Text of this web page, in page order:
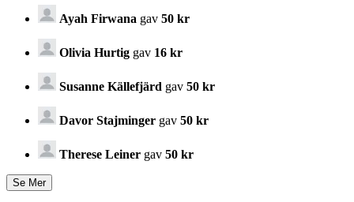
Ayah Firwana gav 50 kr
Olivia Hurtig gav 16 kr
Susanne Källefjärd gav 50 kr
Davor Stajminger gav 50 kr
Therese Leiner gav 50 kr